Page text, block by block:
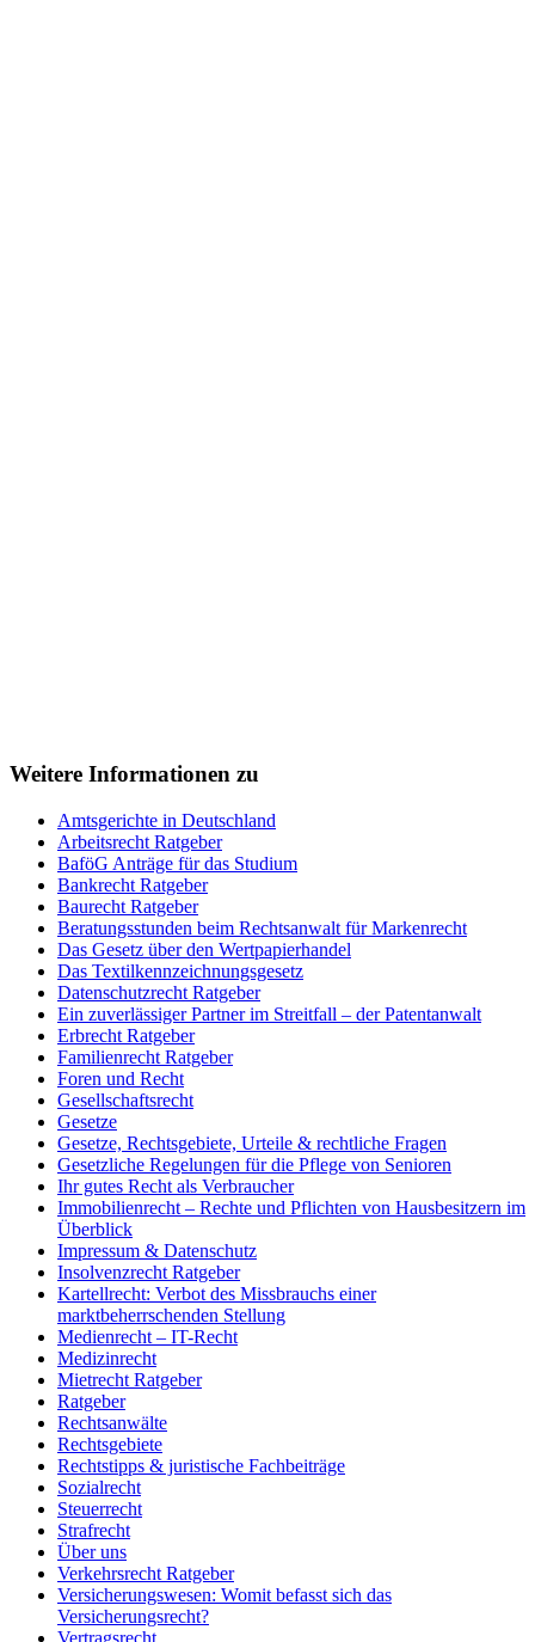
Weitere Informationen zu
Amtsgerichte in Deutschland
Arbeitsrecht Ratgeber
BaföG Anträge für das Studium
Bankrecht Ratgeber
Baurecht Ratgeber
Beratungsstunden beim Rechtsanwalt für Markenrecht
Das Gesetz über den Wertpapierhandel
Das Textilkennzeichnungsgesetz
Datenschutzrecht Ratgeber
Ein zuverlässiger Partner im Streitfall – der Patentanwalt
Erbrecht Ratgeber
Familienrecht Ratgeber
Foren und Recht
Gesellschaftsrecht
Gesetze
Gesetze, Rechtsgebiete, Urteile & rechtliche Fragen
Gesetzliche Regelungen für die Pflege von Senioren
Ihr gutes Recht als Verbraucher
Immobilienrecht – Rechte und Pflichten von Hausbesitzern im
Überblick
Impressum & Datenschutz
Insolvenzrecht Ratgeber
Kartellrecht: Verbot des Missbrauchs einer
marktbeherrschenden Stellung
Medienrecht – IT-Recht
Medizinrecht
Mietrecht Ratgeber
Ratgeber
Rechtsanwälte
Rechtsgebiete
Rechtstipps & juristische Fachbeiträge
Sozialrecht
Steuerrecht
Strafrecht
Über uns
Verkehrsrecht Ratgeber
Versicherungswesen: Womit befasst sich das
Versicherungsrecht?
Vertragsrecht